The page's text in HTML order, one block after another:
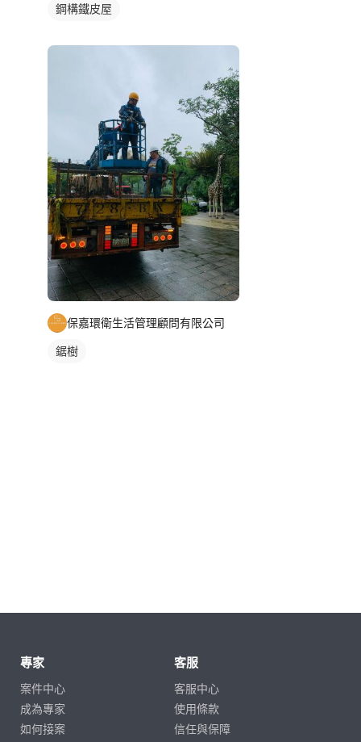
鋼構鐵皮屋
保嘉環衛生活管理顧問有限公司
鋸樹
專家
案件中心
成為專家
如何接案
客服
客服中心
使用條款
信任與保障